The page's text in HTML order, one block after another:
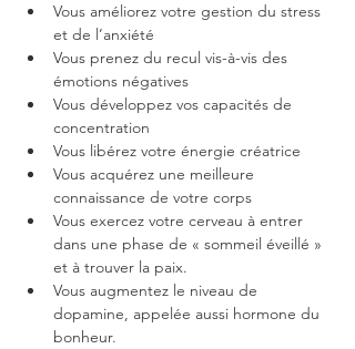
Vous améliorez votre gestion du stress
et de l’anxiété
Vous prenez du recul vis-à-vis des
émotions négatives
Vous développez vos capacités de
concentration
Vous libérez votre énergie créatrice
Vous acquérez une meilleure
connaissance de votre corps
Vous exercez votre cerveau à entrer
dans une phase de « sommeil éveillé »
et à trouver la paix.
Vous augmentez le niveau de
dopamine, appelée aussi hormone du
bonheur.